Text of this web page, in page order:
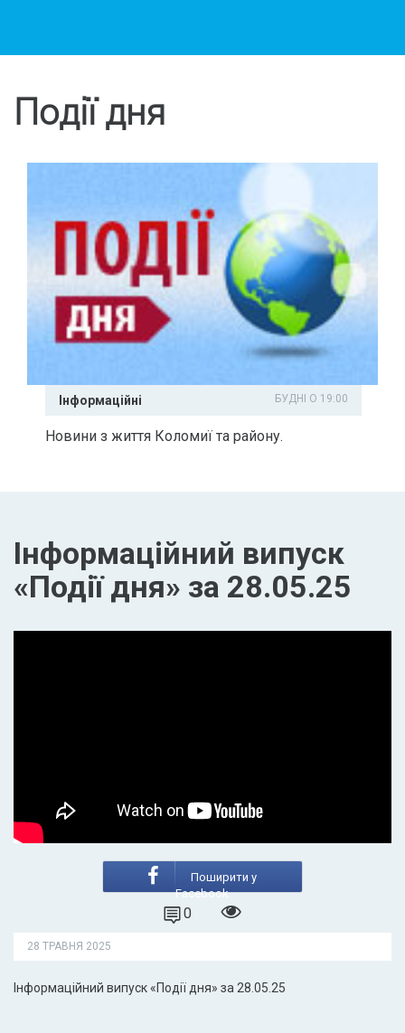
Події дня
Інформаційні БУДНІ О 19:00
Новини з життя Коломиї та району.
Інформаційний випуск
«Події дня» за 28.05.25
Поширити у
Facebook
0
28 ТРАВНЯ 2025
Інформаційний випуск «Події дня» за 28.05.25